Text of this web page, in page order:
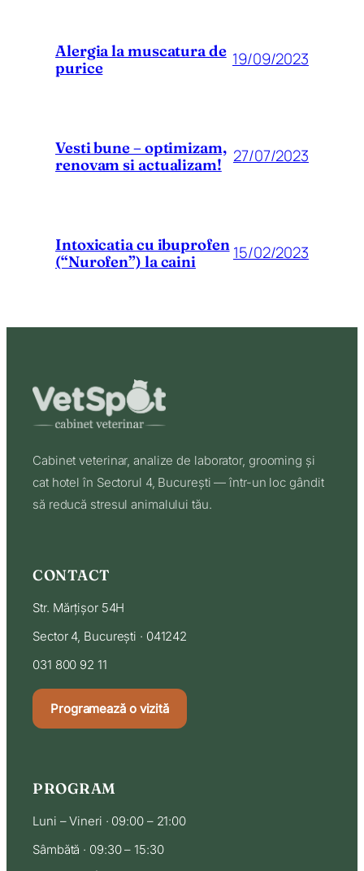
Alergia la muscatura de
purice
19/09/2023
Vesti bune – optimizam,
renovam si actualizam!
27/07/2023
Intoxicatia cu ibuprofen
(“Nurofen”) la caini
15/02/2023
Cabinet veterinar, analize de laborator, grooming și
cat hotel în Sectorul 4, București — într-un loc gândit
să reducă stresul animalului tău.
CONTACT
Str. Mărțișor 54H
Sector 4, București · 041242
031 800 92 11
Programează o vizită
PROGRAM
Luni – Vineri · 09:00 – 21:00
Sâmbătă · 09:30 – 15:30